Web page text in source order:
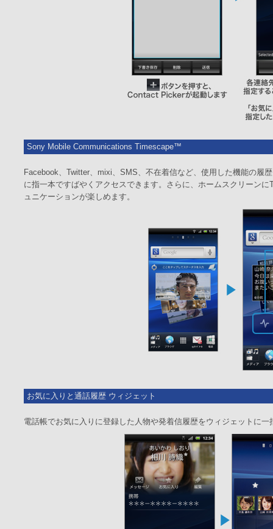
Sony Mobile Communications Timescape™
Facebook、Twitter、mixi、SMS、不在着信など、使用した機能の履
に指一本ですばやくアクセスできます。さらに、ホームスクリーン
ュニケーションが楽しめます。
お気に入りと通話履歴 ウィジェット
電話帳でお気に入りに登録した人物や発着信履歴をウィジェットに